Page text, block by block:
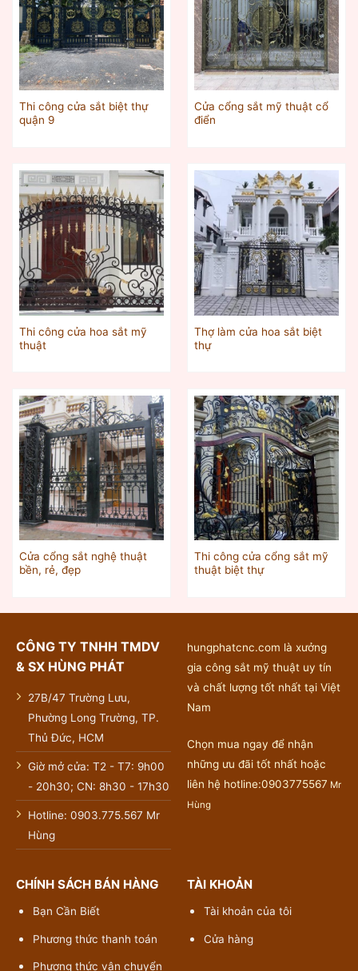
Thi công cửa sắt biệt thự
quận 9
Cửa cổng sắt mỹ thuật cổ
điển
Thi công cửa hoa sắt mỹ
thuật
Thợ làm cửa hoa sắt biệt
thự
Cửa cổng sắt nghệ thuật
bền, rẻ, đẹp
Thi công cửa cổng sắt mỹ
thuật biệt thự
CÔNG TY TNHH TMDV
& SX HÙNG PHÁT
27B/47 Trường Lưu,
Phường Long Trường, TP.
Thủ Đức, HCM
Giờ mở cửa: T2 - T7: 9h00
- 20h30; CN: 8h30 - 17h30
Hotline: 0903.775.567 Mr
Hùng
hungphatcnc.com là xưởng
gia công sắt mỹ thuật uy tín
và chất lượng tốt nhất tại Việt
Nam
Chọn mua ngay để nhận
những ưu đãi tốt nhất hoặc
liên hệ hotline:0903775567 Mr
Hùng
CHÍNH SÁCH BÁN HÀNG
Bạn Cần Biết
Phương thức thanh toán
Phương thức vận chuyển
TÀI KHOẢN
Tài khoản của tôi
Cửa hàng